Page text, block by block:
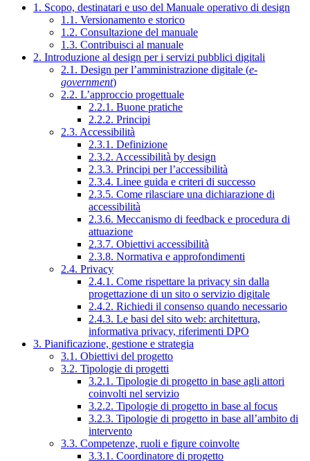
1. Scopo, destinatari e uso del Manuale operativo di design
1.1. Versionamento e storico
1.2. Consultazione del manuale
1.3. Contribuisci al manuale
2. Introduzione al design per i servizi pubblici digitali
2.1. Design per l’amministrazione digitale (e-
government)
2.2. L’approccio progettuale
2.2.1. Buone pratiche
2.2.2. Principi
2.3. Accessibilità
2.3.1. Definizione
2.3.2. Accessibilità by design
2.3.3. Principi per l’accessibilità
2.3.4. Linee guida e criteri di successo
2.3.5. Come rilasciare una dichiarazione di
accessibilità
2.3.6. Meccanismo di feedback e procedura di
attuazione
2.3.7. Obiettivi accessibilità
2.3.8. Normativa e approfondimenti
2.4. Privacy
2.4.1. Come rispettare la privacy sin dalla
progettazione di un sito o servizio digitale
2.4.2. Richiedi il consenso quando necessario
2.4.3. Le basi del sito web: architettura,
informativa privacy, riferimenti DPO
3. Pianificazione, gestione e strategia
3.1. Obiettivi del progetto
3.2. Tipologie di progetti
3.2.1. Tipologie di progetto in base agli attori
coinvolti nel servizio
3.2.2. Tipologie di progetto in base al focus
3.2.3. Tipologie di progetto in base all’ambito di
intervento
3.3. Competenze, ruoli e figure coinvolte
3.3.1. Coordinatore di progetto